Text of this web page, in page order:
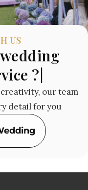
US
?|
our team
detail for you